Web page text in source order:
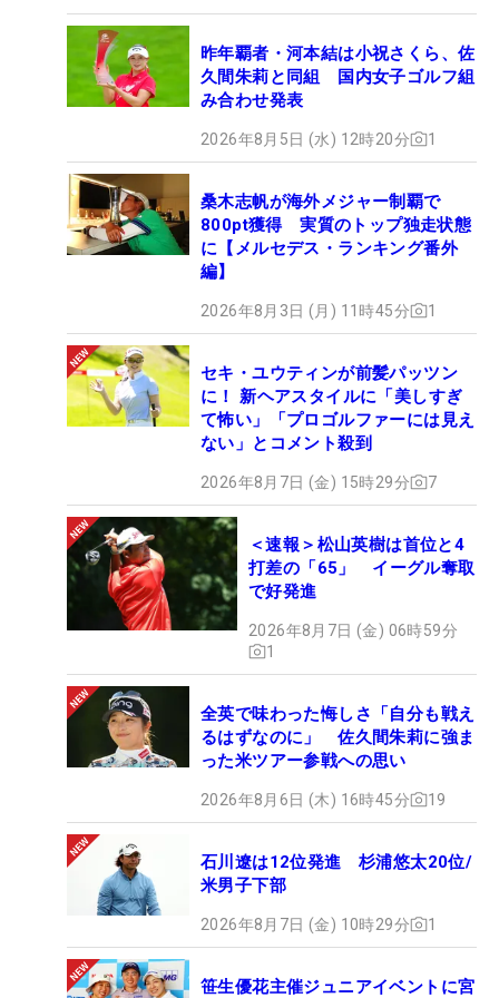
昨年覇者・河本結は小祝さくら、佐
久間朱莉と同組 国内女子ゴルフ組
み合わせ発表
2026年8月5日 (水) 12時20分 1
桑木志帆が海外メジャー制覇で
800pt獲得 実質のトップ独走状態
に【メルセデス・ランキング番外
編】
2026年8月3日 (月) 11時45分 1
セキ・ユウティンが前髪パッツン
に！ 新ヘアスタイルに「美しすぎ
て怖い」「プロゴルファーには見え
ない」とコメント殺到
2026年8月7日 (金) 15時29分 7
＜速報＞松山英樹は首位と4
打差の「65」 イーグル奪取
で好発進
2026年8月7日 (金) 06時59分
1
全英で味わった悔しさ「自分も戦え
るはずなのに」 佐久間朱莉に強ま
った米ツアー参戦への思い
2026年8月6日 (木) 16時45分 19
石川遼は12位発進 杉浦悠太20位/
米男子下部
2026年8月7日 (金) 10時29分 1
笹生優花主催ジュニアイベントに宮